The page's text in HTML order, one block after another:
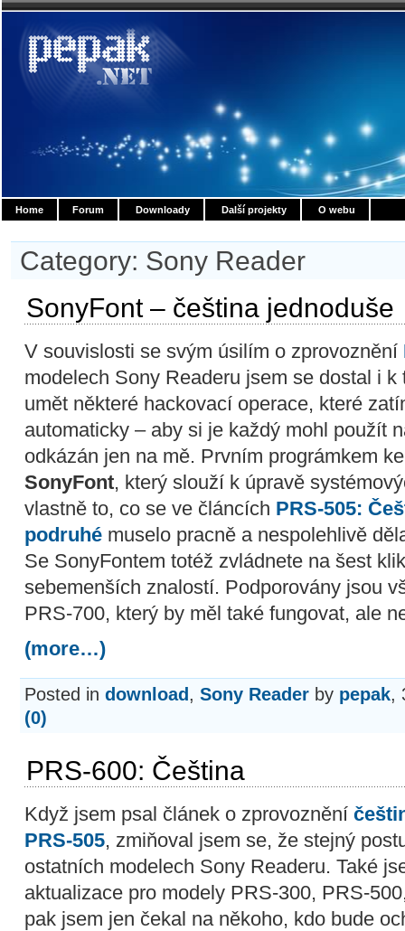
Home Forum Downloady Další projekty O webu
Category: Sony Reader
SonyFont – čeština jednoduše
V souvislosti se svým úsilím o zprovoznění
modelech Sony Readeru jsem se dostal i
umět některé hackovací operace, které
automaticky – aby si je každý mohl použít
odkázán jen na mě. Prvním prográmkem
SonyFont, který slouží k úpravě
vlastně to, co se ve článcích PRS-505:
podruhé muselo pracně a nespolehlivě
Se SonyFontem totéž zvládnete na šest
sebemenších znalostí. Podporovány jsou
PRS-700, který by měl také fungovat, ale
(more…)
Posted in download , Sony Reader by pepak,
(0)
PRS-600: Čeština
Když jsem psal článek o zprovoznění
PRS-505, zmiňoval jsem se, že stejný
ostatních modelech Sony Readeru. Také
aktualizace pro modely PRS-300, PRS-
pak jsem jen čekal na někoho, kdo bude